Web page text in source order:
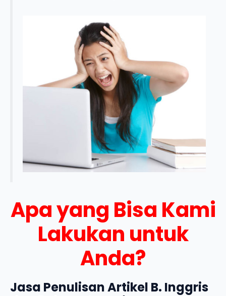
Apa yang Bisa Kami
Lakukan untuk
Anda?
Jasa Penulisan Artikel B. Inggris